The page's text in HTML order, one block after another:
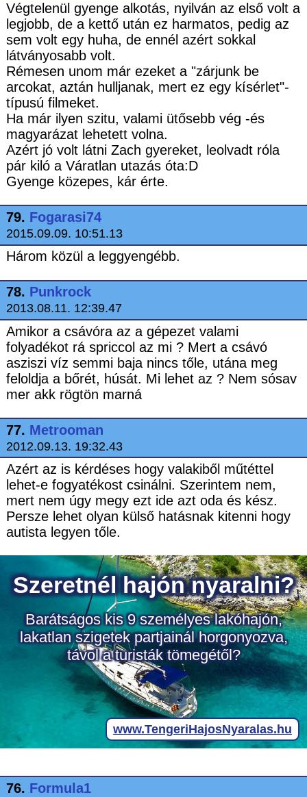
Végtelenül gyenge alkotás, nyilván az első volt a
legjobb, de a kettő után ez harmatos, pedig az
sem volt egy huha, de ennél azért sokkal
látványosabb volt.
Rémesen unom már ezeket a "zárjunk be
arcokat, aztán hulljanak, mert ez egy kísérlet"-
típusú filmeket.
Ha már ilyen szitu, valami ütősebb vég -és
magyarázat lehetett volna.
Azért jó volt látni Zach gyereket, leolvadt róla
pár kiló a Váratlan utazás óta:D
Gyenge közepes, kár érte.
79. Fogarasi74
2015.09.09. 10:51.13
Három közül a leggyengébb.
78. Punkrock
2013.08.11. 12:39.47
Amikor a csávóra az a gépezet valami
folyadékot rá spriccol az mi ? Mert a csávó
asziszi víz semmi baja nincs tőle, utána meg
feloldja a bőrét, húsát. Mi lehet az ? Nem sósav
mer akk rögtön marná
77. Metrooman
2012.09.13. 19:32.43
Azért az is kérdéses hogy valakiből műtéttel
lehet-e fogyatékost csinálni. Szerintem nem,
mert nem úgy megy ezt ide azt oda és kész.
Persze lehet olyan külső hatásnak kitenni hogy
autista legyen tőle.
76. Formula1